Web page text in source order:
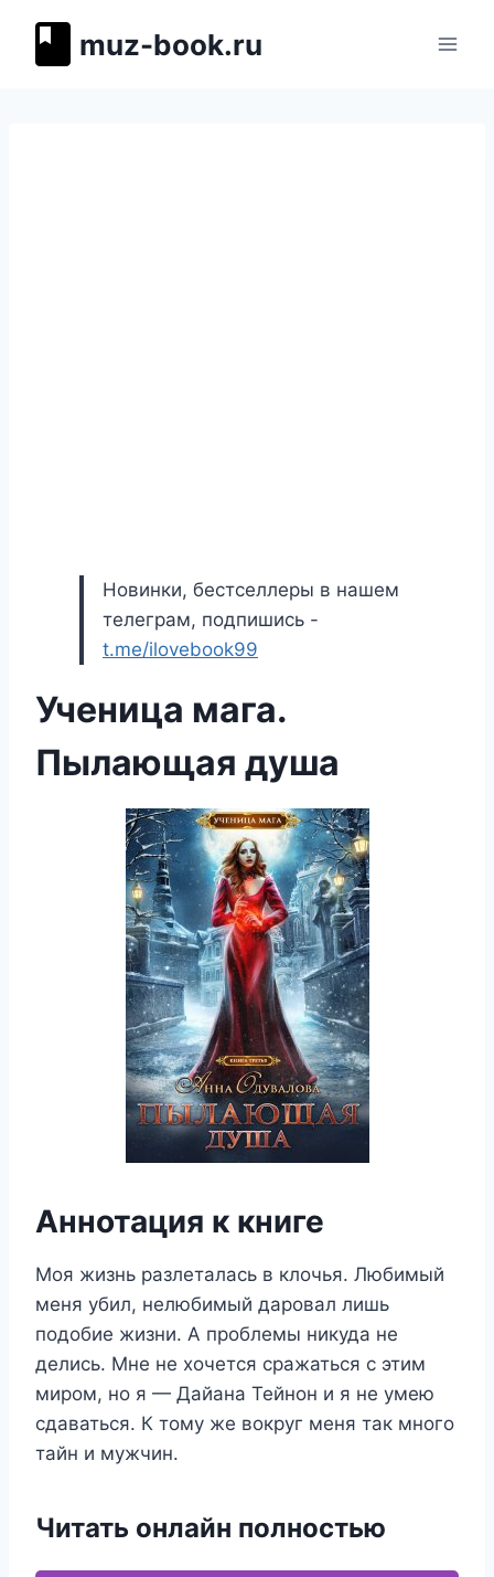
muz-book.ru
Новинки, бестселлеры в нашем
телеграм, подпишись -
t.me/ilovebook99
Ученица мага.
Пылающая душа
Аннотация к книге
Моя жизнь разлеталась в клочья. Любимый
меня убил, нелюбимый даровал лишь
подобие жизни. А проблемы никуда не
делись. Мне не хочется сражаться с этим
миром, но я — Дайана Тейнон и я не умею
сдаваться. К тому же вокруг меня так много
тайн и мужчин.
Читать онлайн полностью